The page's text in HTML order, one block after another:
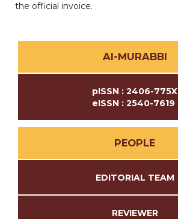
the official invoice.
Al-MURABBI
pISSN : 2406-775X
eISSN : 2540-7619
PEOPLE
EDITORIAL TEAM
REVIEWER